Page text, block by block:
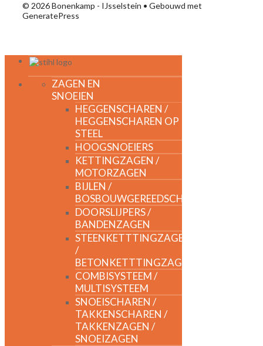
© 2026 Bonenkamp - IJsselstein • Gebouwd met
GeneratePress
ZAGEN EN
SNOEIEN
HEGGENSCHAREN /
HEGGENSCHAREN OP
STEEL
HOOGSNOEIERS
KETTINGZAGEN /
MOTORZAGEN
BIJLEN /
BOSBOUWGEREEDSCHAP
DOORSLIJPERS /
BANDENZAGEN
STEENKETTTINGZAGEN
/
BETONKETTTINGZAGEN
COMBISYSTEEM /
MULTISYSTEEM
SNOEISCHAREN /
TAKKENSCHAREN /
TAKKENZAGEN /
SNOEIZAGEN